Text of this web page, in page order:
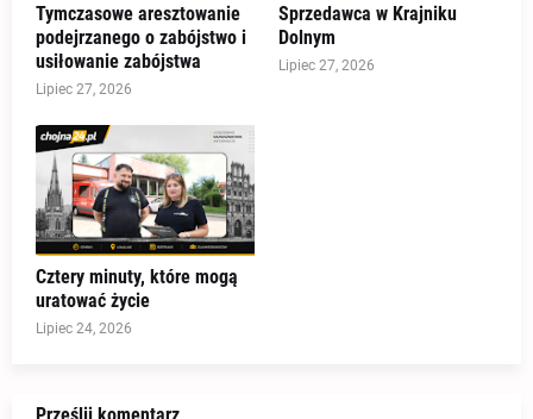
Tymczasowe aresztowanie
podejrzanego o zabójstwo i
usiłowanie zabójstwa
Lipiec 27, 2026
Sprzedawca w Krajniku
Dolnym
Lipiec 27, 2026
Cztery minuty, które mogą
uratować życie
Lipiec 24, 2026